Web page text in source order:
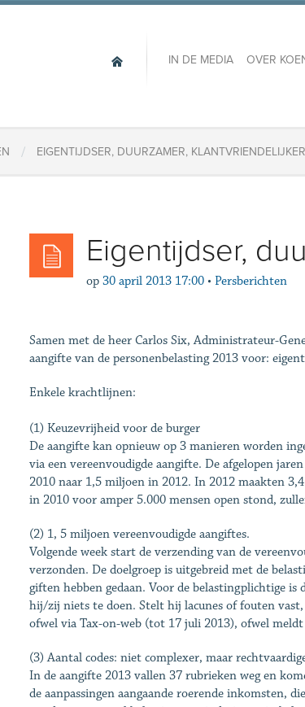
IN DE MEDIA OVER
/ EIGENTIJDSER, DUURZAMER, KLANTVRIENDELIJKER
Eigentijdser,
op 30 april 2013 17:00 • Persberichten
Samen met de heer Carlos Six, Administrateur-
aangifte van de personenbelasting 2013 voor:
Enkele krachtlijnen:
(1) Keuzevrijheid voor de burger
De aangifte kan opnieuw op 3 manieren worden
via een vereenvoudigde aangifte. De afgelopen
2010 naar 1,5 miljoen in 2012. In 2012 maakten
in 2010 voor amper 5.000 mensen open stond,
(2) 1, 5 miljoen vereenvoudigde aangiftes.
Volgende week start de verzending van de
verzonden. De doelgroep is uitgebreid met de
giften hebben gedaan. Voor de belastingplichtige
hij/zij niets te doen. Stelt hij lacunes of fouten
ofwel via Tax-on-web (tot 17 juli 2013), ofwel
(3) Aantal codes: niet complexer, maar
In de aangifte 2013 vallen 37 rubrieken weg en
de aanpassingen aangaande roerende inkomsten,